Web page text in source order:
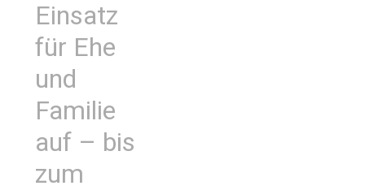
Einsatz
für Ehe
und
Familie
auf – bis
zum